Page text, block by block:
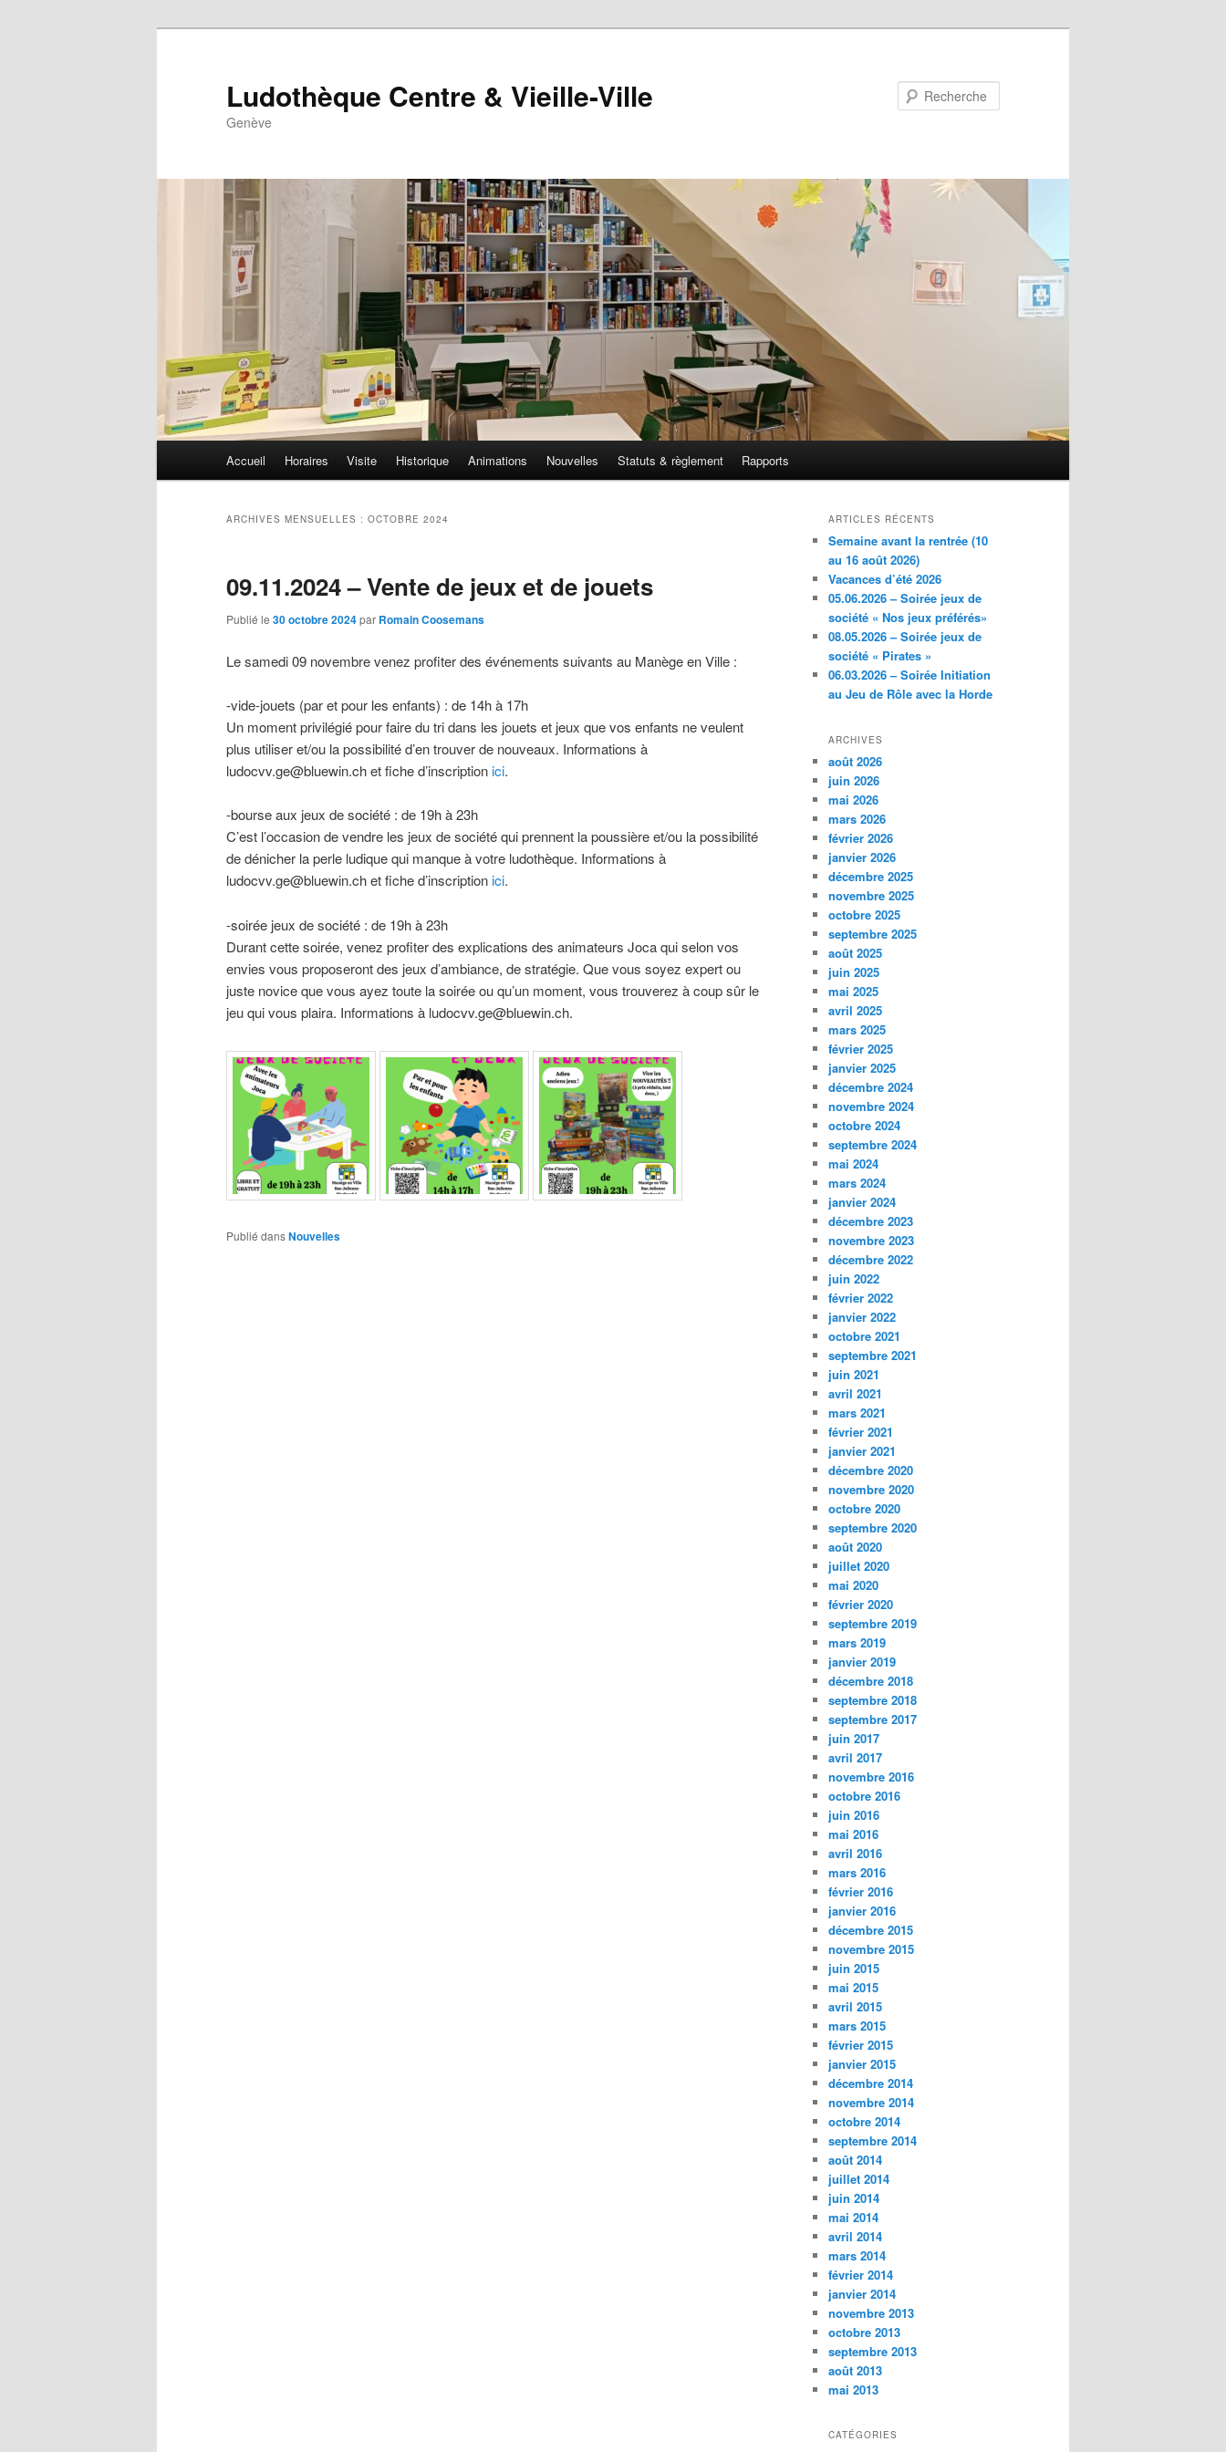
Ludothèque Centre & Vieille-Ville
Genève
Aller
principal
Aller
secondaire
Accueil Horaires Visite Historique Animations Nouvelles Statuts & règlement Rapports
ARCHIVES MENSUELLES : OCTOBRE 2024
09.11.2024 – Vente de jeux et de jouets
Publié le 30 octobre 2024par Romain Coosemans
Le samedi 09 novembre venez profiter des événements suivants au Manège en Ville :
-vide-jouets (par et pour les enfants) : de 14h à 17h
Un moment privilégié pour faire du tri dans les jouets et jeux que vos enfants ne veulent
plus utiliser et/ou la possibilité d’en trouver de nouveaux. Informations à
ludocvv.ge@bluewin.ch et fiche d’inscriptionici.
-bourse aux jeux de société : de 19h à 23h
C’est l’occasion de vendre les jeux de société qui prennent la poussière et/ou la possibilité
de dénicher la perle ludique qui manque à votre ludothèque. Informations à
ludocvv.ge@bluewin.ch et fiche d’inscriptionici.
-soirée jeux de société : de 19h à 23h
Durant cette soirée, venez profiter des explications des animateurs Joca qui selon vos
envies vous proposeront des jeux d’ambiance, de stratégie. Que vous soyez expert ou
juste novice que vous ayez toute la soirée ou qu’un moment, vous trouverez à coup sûr le
jeu qui vous plaira. Informations à ludocvv.ge@bluewin.ch.
Publié dansNouvelles
ARTICLES RÉCENTS
Semaine avant la rentrée (10
au 16 août 2026)
Vacances d’été 2026
05.06.2026 – Soirée jeux de
société « Nos jeux préférés»
08.05.2026 – Soirée jeux de
société « Pirates »
06.03.2026 – Soirée Initiation
au Jeu de Rôle avec la Horde
ARCHIVES
août 2026
juin 2026
mai 2026
mars 2026
février 2026
janvier 2026
décembre 2025
novembre 2025
octobre 2025
septembre 2025
août 2025
juin 2025
mai 2025
avril 2025
mars 2025
février 2025
janvier 2025
décembre 2024
novembre 2024
octobre 2024
septembre 2024
mai 2024
mars 2024
janvier 2024
décembre 2023
novembre 2023
décembre 2022
juin 2022
février 2022
janvier 2022
octobre 2021
septembre 2021
juin 2021
avril 2021
mars 2021
février 2021
janvier 2021
décembre 2020
novembre 2020
octobre 2020
septembre 2020
août 2020
juillet 2020
mai 2020
février 2020
septembre 2019
mars 2019
janvier 2019
décembre 2018
septembre 2018
septembre 2017
juin 2017
avril 2017
novembre 2016
octobre 2016
juin 2016
mai 2016
avril 2016
mars 2016
février 2016
janvier 2016
décembre 2015
novembre 2015
juin 2015
mai 2015
avril 2015
mars 2015
février 2015
janvier 2015
décembre 2014
novembre 2014
octobre 2014
septembre 2014
août 2014
juillet 2014
juin 2014
mai 2014
avril 2014
mars 2014
février 2014
janvier 2014
novembre 2013
octobre 2013
septembre 2013
août 2013
mai 2013
CATÉGORIES